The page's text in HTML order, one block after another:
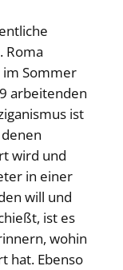
Roma
Sommer
arbeitenden
ist
wird und
in einer
will und
ist es
wohin
hat. Ebenso